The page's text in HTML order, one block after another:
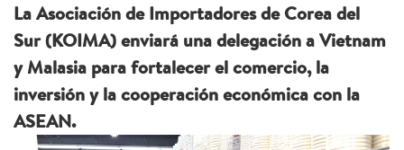
La Asociación de Importadores de Corea del
Sur (KOIMA) enviará una delegación a Vietnam
y Malasia para fortalecer el comercio, la
inversión y la cooperación económica con la
ASEAN.